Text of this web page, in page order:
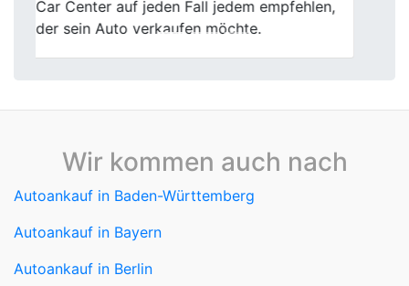
Autoankauf in Bayern
Autoankauf in Berlin
Autoankauf in Brandenburg
Autoankauf in Bremen